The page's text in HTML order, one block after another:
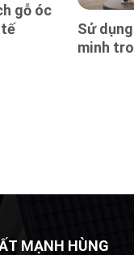
gỗ óc
Sử
minh
MẠNH HÙNG